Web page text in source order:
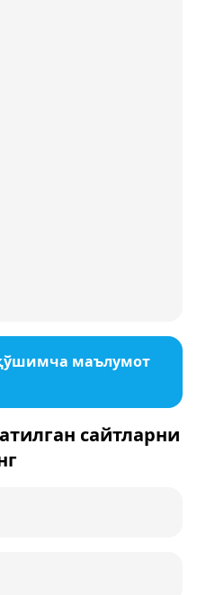
маълумот
сайтларни